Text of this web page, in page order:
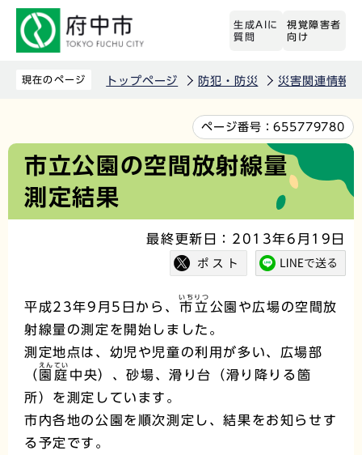
先
生成AIに
質問
視覚障害者
向け
現在のページ トップページ 防犯・防災 災害関連情報
文
か
ページ番号：655779780
市立公園の空間放射線量
測定結果
最終更新日：2013年6月19日
平成23年9月5日から、 市立
いちりつ
公園や広場の空間放
射線量の測定を開始しました。
測定地点は、幼児や児童の利用が多い、広場部
（ 園庭
えんてい
中央）、砂場、滑り台（滑り降りる箇
所）を測定しています。
市内各地の公園を順次測定し、結果をお知らせす
る予定です。